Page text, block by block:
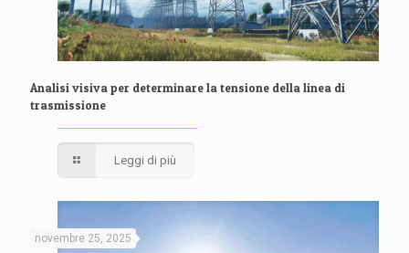
Analisi visiva per determinare la tensione della linea di
trasmissione
Leggi di più
novembre 25, 2025